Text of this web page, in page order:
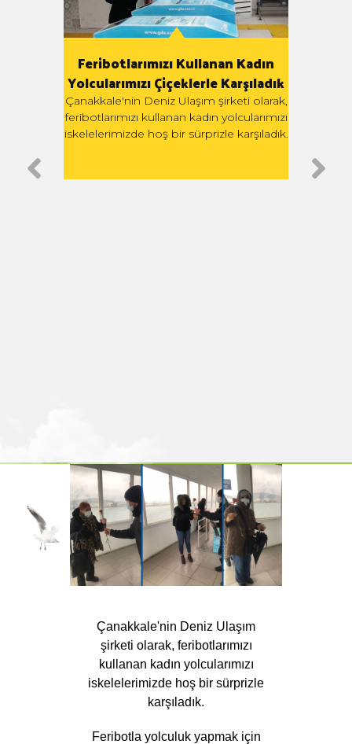
Feribotlarımızı Kullanan Kadın
Yolcularımızı Çiçeklerle Karşıladık
Çanakkale'nin Deniz Ulaşım şirketi olarak,
feribotlarımızı kullanan kadın yolcularımızı
iskelelerimizde hoş bir sürprizle karşıladık.
Çanakkale'nin Deniz Ulaşım
şirketi olarak, feribotlarımızı
kullanan kadın yolcularımızı
iskelelerimizde hoş bir sürprizle
karşıladık.
Feribotla yolculuk yapmak için